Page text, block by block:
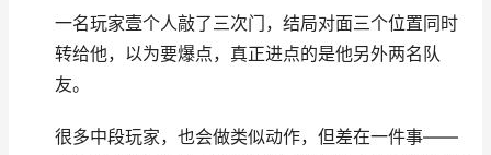
一名玩家壹个人敲了三次门，结局对面三个位置同时
转给他，以为要爆点，真正进点的是他另外两名队
友。
很多中段玩家，也会做类似动作，但差在一件事——